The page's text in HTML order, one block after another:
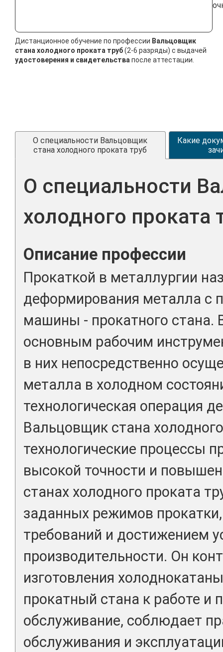
Дистанционное обучение по профессии Вальцовщик
стана холодного проката труб(2-6 разряды) с выдачей
удостоверения и свидетельствапосле аттестации.
О специальности Вальцовщик
стана холодного проката труб
Какие
О специальности
холодного проката
Описание профессии
Прокаткой в металлургии
деформирования металла с
машины - прокатного стана.
основным рабочим
в них непосредственно
металла в холодном
технологическая операция
Вальцовщик стана
технологические процессы
высокой точности и
станах холодного проката
заданных режимов прокатки,
требований и достижением
производительности. Он
изготовления
прокатный стана к работе и
обслуживание, соблюдает
обслуживания и